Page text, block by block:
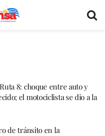
8: choque entre auto y
el motociclista se dio a la
de tránsito en la